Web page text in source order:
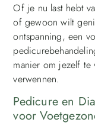
Of je nu last hebt
of gewoon wilt
ontspanning, een
manier om jezelf te
verwennen.
Pedicure en
voor